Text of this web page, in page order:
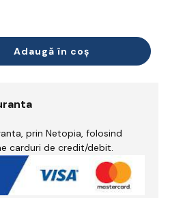
Adaugă în coș
prin Netopia, folosind
carduri de credit/debit.